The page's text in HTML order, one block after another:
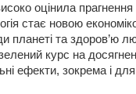
оцінила прагнення
стає новою
планеті та здоров’ю
курс на
ефекти, зокрема і